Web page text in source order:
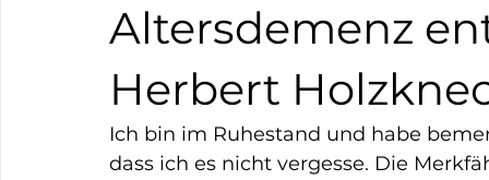
Altersdemenz
Herbert
Ich bin im Ruhestand und habe
dass ich es nicht vergesse. Die